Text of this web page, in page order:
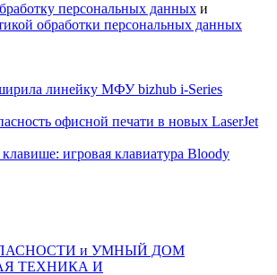
персональных данных и
обработки персональных данных
линейку МФУ bizhub i-Series
офисной печати в новых LaserJet
игровая клавиатура Bloody
и УМНЫЙ ДОМ
ТЕХНИКА И